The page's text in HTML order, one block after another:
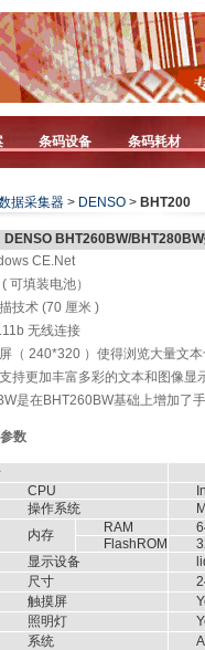
条码设备 条码耗材
据采集器 > DENSO > BHT200
DENSO BHT260BW/
CE.Net
可填装电池）
技术 (70 厘米 )
无线连接
（ 240*320 ）使得浏览大量文
持更加丰富多彩的文本和图像显
是在BHT260BW基础上增加了
数
CPU
操作系统
内存
RAM
FlashROM
显示设备
尺寸
触摸屏
照明灯
系统